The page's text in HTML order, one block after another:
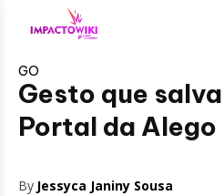
GO
Gesto que salva
Portal da Alego
By Jessyca Janiny Sousa